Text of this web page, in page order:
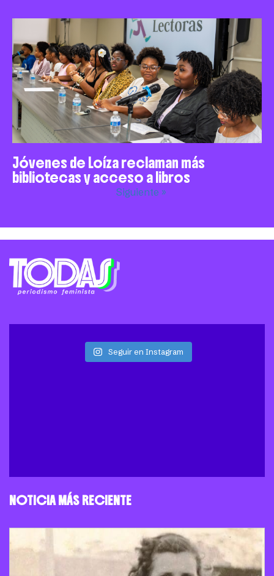
Jóvenes de Loíza reclaman más
bibliotecas y acceso a libros
Siguiente »
Seguir en Instagram
NOTICIA MÁS RECIENTE